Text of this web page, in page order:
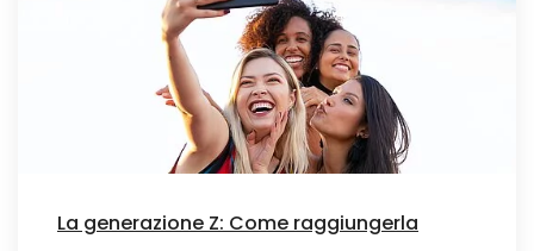
La generazione Z: Come raggiungerla